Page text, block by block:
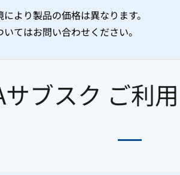
より製品の価格は異なります。
てはお問い合わせください。
サブスク ご利